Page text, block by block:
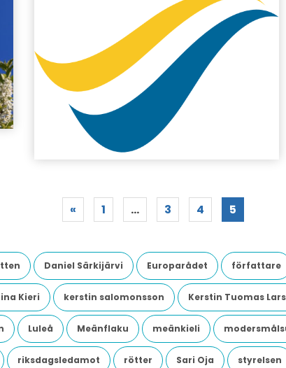
« 1 … 3 4 5
Daniel Särkijärvi Europarådet författare
Kieri kerstin salomonsson Kerstin Tuomas
Luleå Meänflaku meänkieli
riksdagsledamot rötter Sari Oja styrelsen